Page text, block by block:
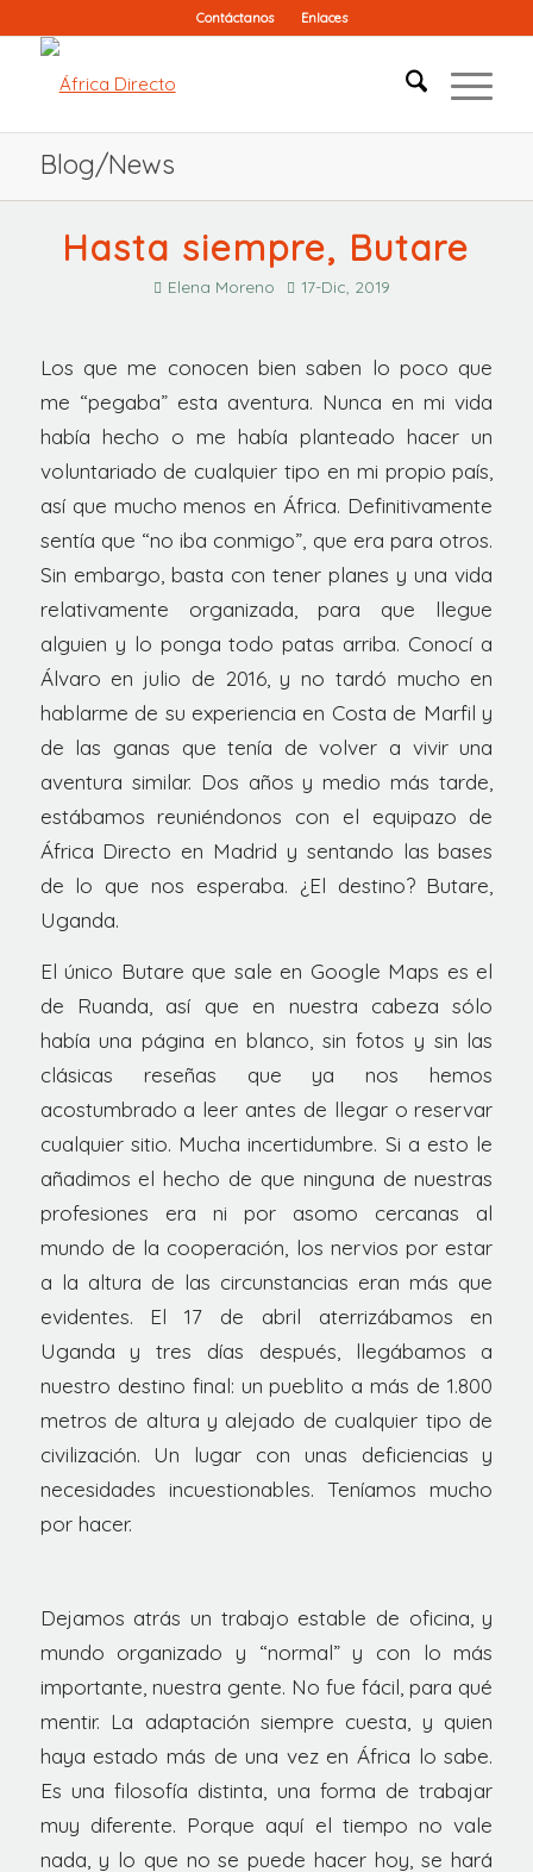
Contáctanos Enlaces
Blog/News
Hasta siempre, Butare
Elena Moreno 17-Dic, 2019
Los que me conocen bien saben lo poco que
me “pegaba” esta aventura. Nunca en mi vida
había hecho o me había planteado hacer un
voluntariado de cualquier tipo en mi propio país,
así que mucho menos en África. Definitivamente
sentía que “no iba conmigo”, que era para otros.
Sin embargo, basta con tener planes y una vida
relativamente organizada, para que llegue
alguien y lo ponga todo patas arriba. Conocí a
Álvaro en julio de 2016, y no tardó mucho en
hablarme de su experiencia en Costa de Marfil y
de las ganas que tenía de volver a vivir una
aventura similar. Dos años y medio más tarde,
estábamos reuniéndonos con el equipazo de
África Directo en Madrid y sentando las bases
de lo que nos esperaba. ¿El destino? Butare,
Uganda.
El único Butare que sale en Google Maps es el
de Ruanda, así que en nuestra cabeza sólo
había una página en blanco, sin fotos y sin las
clásicas reseñas que ya nos hemos
acostumbrado a leer antes de llegar o reservar
cualquier sitio. Mucha incertidumbre. Si a esto le
añadimos el hecho de que ninguna de nuestras
profesiones era ni por asomo cercanas al
mundo de la cooperación, los nervios por estar
a la altura de las circunstancias eran más que
evidentes. El 17 de abril aterrizábamos en
Uganda y tres días después, llegábamos a
nuestro destino final: un pueblito a más de 1.800
metros de altura y alejado de cualquier tipo de
civilización. Un lugar con unas deficiencias y
necesidades incuestionables. Teníamos mucho
por hacer.
Dejamos atrás un trabajo estable de oficina, y
mundo organizado y “normal” y con lo más
importante, nuestra gente. No fue fácil, para qué
mentir. La adaptación siempre cuesta, y quien
haya estado más de una vez en África lo sabe.
Es una filosofía distinta, una forma de trabajar
muy diferente. Porque aquí el tiempo no vale
nada, y lo que no se puede hacer hoy, se hará